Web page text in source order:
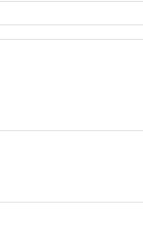
оскорбления и
направленные
только
опозданием.